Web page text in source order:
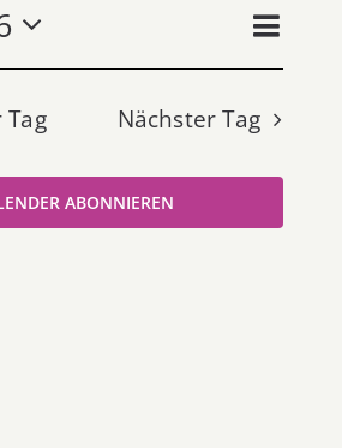
Tag
Nächster Tag
ABONNIEREN